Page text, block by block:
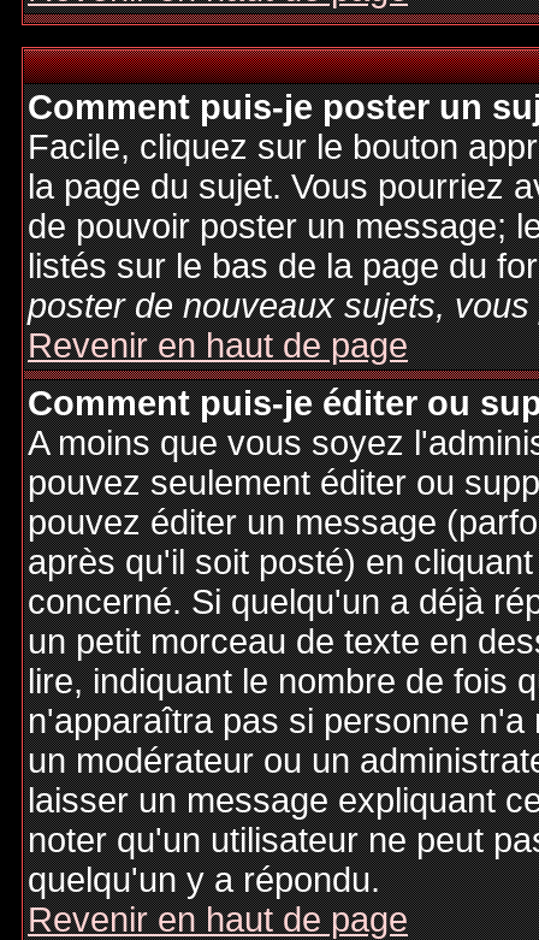
Comment puis-je poster un
Facile, cliquez sur le bouton
la page du sujet. Vous pourriez
de pouvoir poster un message;
listés sur le bas de la page du
poster de nouveaux sujets,
Revenir en haut de page
Comment puis-je éditer ou
A moins que vous soyez
pouvez seulement éditer ou
pouvez éditer un message
après qu'il soit posté) en
concerné. Si quelqu'un a déjà
un petit morceau de texte en
lire, indiquant le nombre de fois
n'apparaîtra pas si personne
un modérateur ou un
laisser un message expliquant
noter qu'un utilisateur ne peut
quelqu'un y a répondu.
Revenir en haut de page